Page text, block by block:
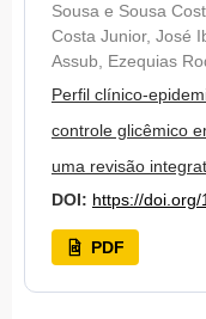
Sousa e Sousa
Costa Junior, José
Assub, Ezequias
Perfil clínico-
controle glicêmico
uma revisão
DOI: https://
PDF